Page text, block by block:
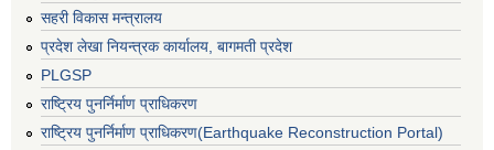
सहरी विकास मन्त्रालय
प्रदेश लेखा नियन्त्रक कार्यालय, बागमती प्रदेश
PLGSP
राष्ट्रिय पुनर्निर्माण प्राधिकरण
राष्ट्रिय पुनर्निर्माण प्राधिकरण(Earthquake Reconstruction Portal)